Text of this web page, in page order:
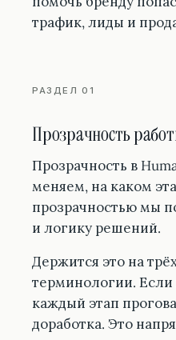
трафик, лиды и
РАЗДЕЛ 01
Прозрачность
Прозрачность в
меняем, на каком
прозрачностью мы
и логику решений.
Держится это на
терминологии. Если
каждый этап
доработка. Это